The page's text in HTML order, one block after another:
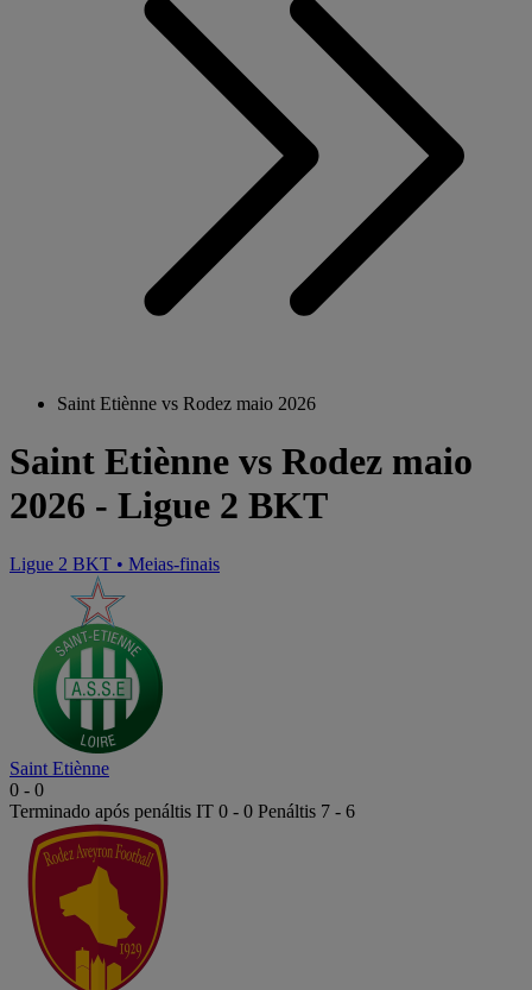
Saint Etiènne vs Rodez maio 2026
Saint Etiènne vs Rodez maio
2026 - Ligue 2 BKT
Ligue 2 BKT • Meias-finais
Saint Etiènne
0 - 0
Terminado após penáltis IT 0 - 0 Penáltis 7 - 6